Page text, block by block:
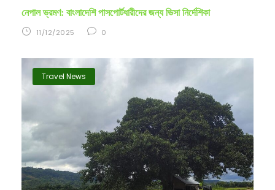
নেপাল ভ্রমণ: বাংলাদেশি পাসপোর্টধারীদের জন্য ভিসা নির্দেশিকা
11/12/2025 0
Travel News